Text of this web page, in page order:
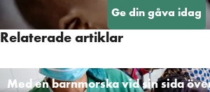
Ge din gåva idag
Relaterade artiklar
Med en barnmorska vid sin sida